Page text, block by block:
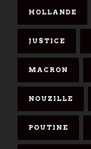
HOLLANDE
JUSTICE
MACRON
NOUZILLE
POUTINE